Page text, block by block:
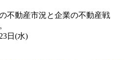
不動産市況と企業の不動産戦
日(水)